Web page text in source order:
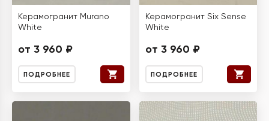
Керамогранит Murano
White
от 3 960 ₽
ПОДРОБНЕЕ
Керамогранит Six Sense
White
от 3 960 ₽
ПОДРОБНЕЕ